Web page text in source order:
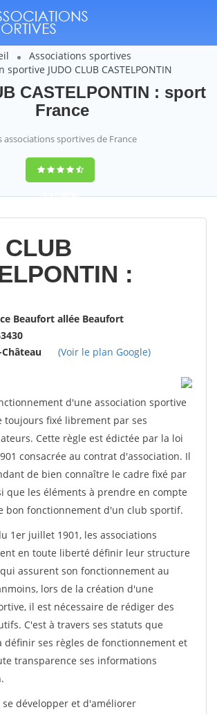
Associations sportives
sportive JUDO CLUB CASTELPONTIN
CASTELPONTIN : sport
France
associations sportives de France
9,4(100%)
14358votes
:
Beaufort allée Beaufort
(Voir le plan Google)
d'une association sportive
toujours fixé librement par ses
Cette règle est édictée par la loi
consacrée au contrat d'association. Il
de bien connaître le cadre fixé par
que les éléments à prendre en compte
bon fonctionnement d'un club sportif.
1er juillet 1901, les associations
en toute liberté définir leur structure
assurent son fonctionnement au
lors de la création d'une
il est nécessaire de rédiger des
C'est à travers ses statuts que
définir ses règles de fonctionnement et
transparence ses informations
se développer et d'améliorer